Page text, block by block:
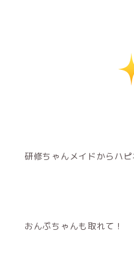
研修ちゃんメイドからハピ
おんぷちゃんも取れて！